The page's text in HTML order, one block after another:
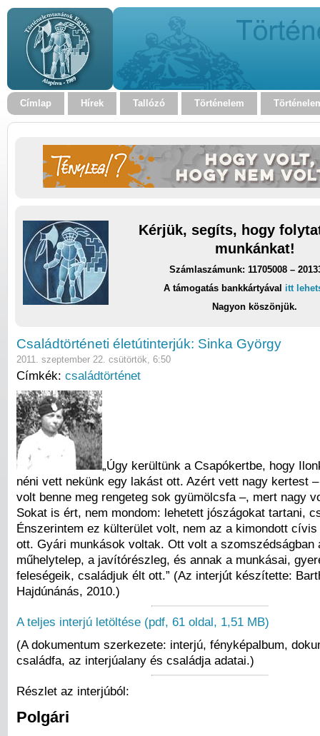
Címlap Hírek Tallózó Történelem
Kérjük, segíts, hogy
munkánkat!
Számlaszámunk: 11705008 –
A támogatás bankkártyával itt
Nagyon köszönjük.
Családtörténeti életútinterjúk: Sinka György
2011. szeptember 22. csütörtök, 6:50
Címkék: családtörténet
„Úgy kerültünk a Csapókertbe, hogy
néni vett nekünk egy lakást ott. Azért vett nagy kertest
volt benne meg rengeteg sok gyümölcsfa –, mert nagy
Sokat is ért, nem mondom: lehetett jószágokat tartani,
Énszerintem ez külterület volt, nem az a kimondott
ott. Gyári munkások voltak. Ott volt a szomszédságban
műhelytelep, a javítórészleg, és annak a munkásai,
feleségeik, családjuk élt ott.” (Az interjút készítette:
Hajdúnánás, 2010.)
A teljes interjú letöltése (pdf, 61 oldal, 1,51 MB)
(A dokumentum szerkezete: interjú, fényképalbum,
családfa, az interjúalany és családja adatai.)
Részlet az interjúból:
Polgári